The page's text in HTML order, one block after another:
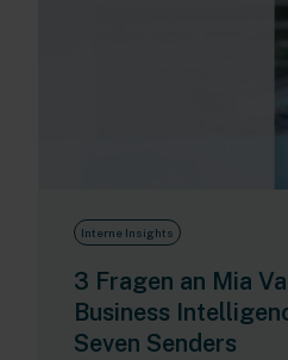
Interne Insights
3 Fragen an Mia
Business
Seven Senders